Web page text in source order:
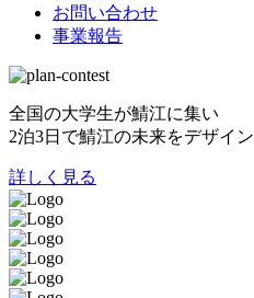
お問い合わせ
事業報告
全国の大学生が鯖江に集い
2泊3日で鯖江の未来をデザイン
詳しく見る